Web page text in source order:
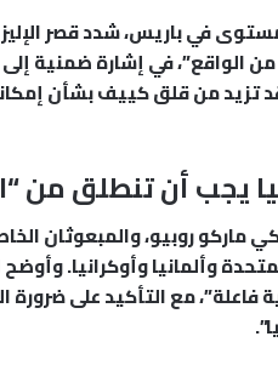
في باريس، شدد قصر
الواقع”، في إشارة ضمنية
قد تزيد من قلق كييف بشأن
يجب أن تنطلق من
ماركو روبيو،
وألمانيا وأوكرانيا.
فاعلة”، مع التأكيد على